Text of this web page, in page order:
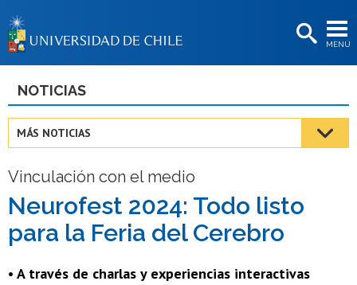
MENÚ
BIBLIOTECAS
Estudiantes
Académicas/os
Funcionarias/os
Egresadas/os
NOTICIAS
MÁS NOTICIAS
Vinculación con el medio
Neurofest 2024: Todo listo
para la Feria del Cerebro
• A través de charlas y experiencias interactivas